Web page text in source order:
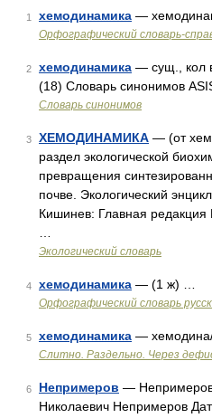
1 хемодинамика —
Орфографический словарь-
2 хемодинамика — сущ., кол
(18) Словарь синонимов
Словарь синонимов
3 ХЕМОДИНАМИКА — (от
раздел экологической
превращения
почве. Экологический
Кишинев: Главная редакция
Экологический словарь
4 хемодинамика — (1 ж) …
Орфографический словарь
5 хемодинамика —
Слитно. Раздельно. Через
6 Непримеров —
Николаевич Непримеров